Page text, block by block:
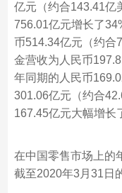
亿元（约合143.41亿
756.01亿元增长了
币514.34亿元（约合
金营收为人民币
年同期的人民币
301.06亿元（约合
167.45亿元大幅增长
在中国零售市场上的
截至2020年3月31日